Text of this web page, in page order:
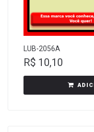
LUB-2056A
R$ 10,10